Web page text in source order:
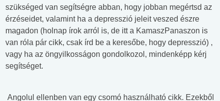
szükséged van segítségre abban, hogy jobban megértsd az
érzéseidet, valamint ha a depresszió jeleit veszed észre
magadon (holnap írok arról is, de itt a KamaszPanaszon is
van róla pár cikk, csak írd be a keresőbe, hogy depresszió) ,
vagy ha az öngyilkosságon gondolkozol, mindenképp kérj
segítséget.
Angolul ellenben van egy csomó használható cikk. Ezekből